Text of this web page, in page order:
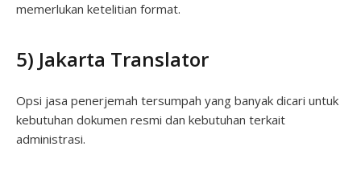
memerlukan ketelitian format.
5) Jakarta Translator
Opsi jasa penerjemah tersumpah yang banyak dicari untuk
kebutuhan dokumen resmi dan kebutuhan terkait
administrasi.